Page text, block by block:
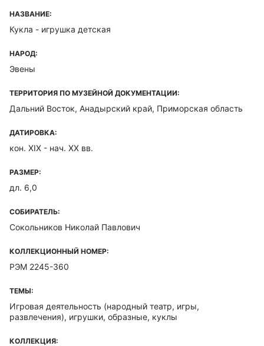
НАЗВАНИЕ:
Кукла - игрушка детская
НАРОД:
Эвены
ТЕРРИТОРИЯ ПО МУЗЕЙНОЙ ДОКУМЕНТАЦИИ:
Дальний Восток, Анадырский край, Приморская область
ДАТИРОВКА:
кон. ХIХ - нач. ХХ вв.
РАЗМЕР:
дл. 6,0
СОБИРАТЕЛЬ:
Сокольников Николай Павлович
КОЛЛЕКЦИОННЫЙ НОМЕР:
РЭМ 2245-360
ТЕМЫ:
Игровая деятельность (народный театр, игры,
развлечения), игрушки, образные, куклы
КОЛЛЕКЦИЯ: